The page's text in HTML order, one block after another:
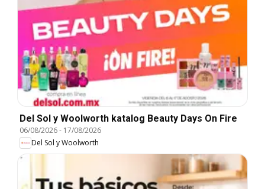
Del Sol y Woolworth katalog Beauty Days On Fire
06/08/2026- 17/08/2026
Del Sol y Woolworth